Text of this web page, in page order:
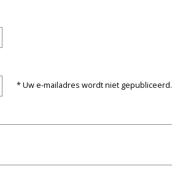
* Uw e-mailadres wordt niet gepubliceerd.